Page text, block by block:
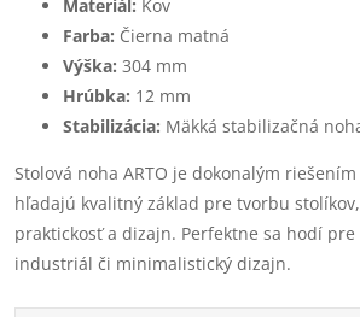
Materiál: Kov
Farba: Čierna matná
Výška: 304 mm
Hrúbka: 12 mm
Stabilizácia: Mäkká stabilizačná
Stolová noha ARTO je dokonalým
hľadajú kvalitný základ pre tvorbu
praktickosť a dizajn. Perfektne sa hodí
industriál či minimalistický dizajn.